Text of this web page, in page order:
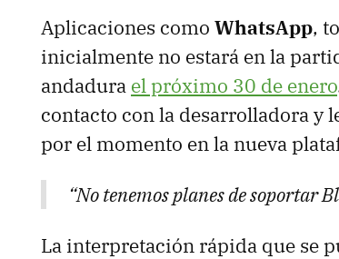
Aplicaciones como WhatsApp,
inicialmente no estará en la
andadura el próximo 30 de enero
contacto con la desarrolladora y
por el momento en la nueva
“No tenemos planes de soportar
La interpretación rápida que se